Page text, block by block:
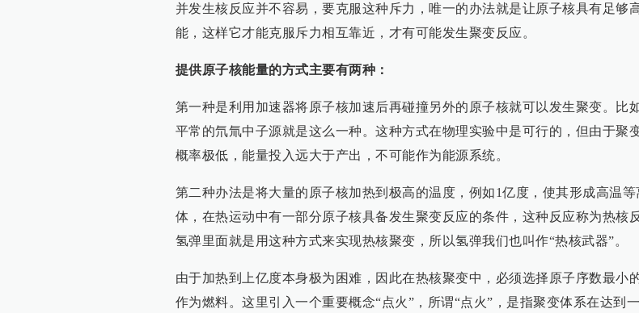
并发生核反应并不容易，要克服这种斥力，唯一的办法就是让原子核具有足够
能，这样它才能克服斥力相互靠近，才有可能发生聚变反应。
提供原子核能量的方式主要有两种：
第一种是利用加速器将原子核加速后再碰撞另外的原子核就可以发生聚变。比
平常的氘氚中子源就是这么一种。这种方式在物理实验中是可行的，但由于聚
概率极低，能量投入远大于产出，不可能作为能源系统。
第二种办法是将大量的原子核加热到极高的温度，例如1亿度，使其形成高温等
体，在热运动中有一部分原子核具备发生聚变反应的条件，这种反应称为热核反
氢弹里面就是用这种方式来实现热核聚变，所以氢弹我们也叫作“热核武器”。
由于加热到上亿度本身极为困难，因此在热核聚变中，必须选择原子序数最小
作为燃料。这里引入一个重要概念“点火”，所谓“点火”，是指聚变体系在达到